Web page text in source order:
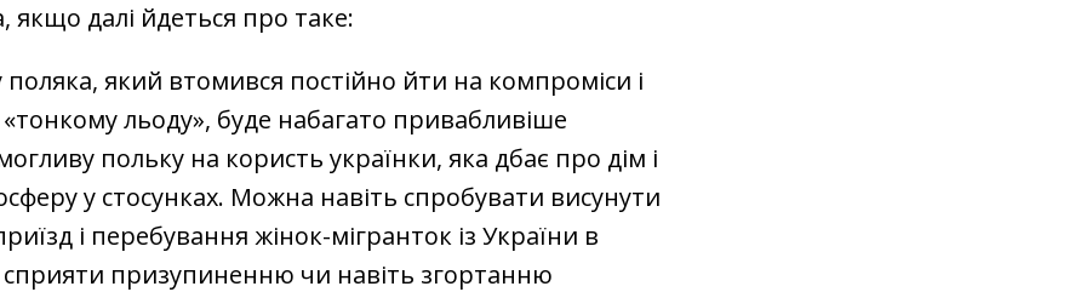
якщо далі йдеться про таке:
поляка, який втомився постійно йти на компроміси і
льоду», буде набагато привабливіше
польку на користь українки, яка дбає про дім і
у стосунках. Можна навіть спробувати висунути
і перебування жінок-мігранток із України в
призупиненню чи навіть згортанню